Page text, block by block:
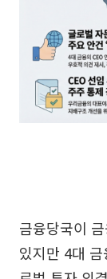
금융당국이
있지만 4대